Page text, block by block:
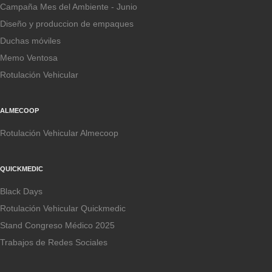
Campaña Mes del Ambiente - Junio
Diseño y produccion de empaques
Duchas móviles
Memo Ventosa
Rotulación Vehicular
ALMECOOP
Rotulación Vehicular Almecoop
QUICKMEDIC
Black Days
Rotulación Vehicular Quickmedic
Stand Congreso Médico 2025
Trabajos de Redes Sociales